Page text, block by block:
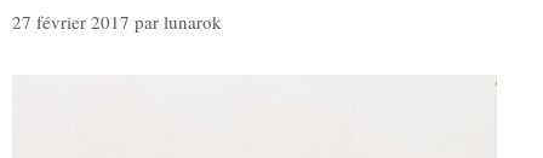
27 février 2017 par lunarok